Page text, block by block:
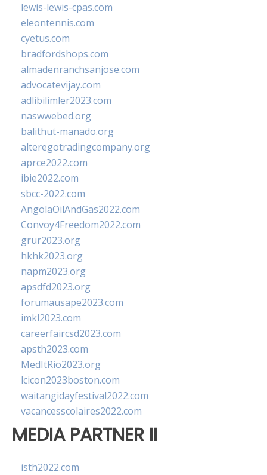
lewis-lewis-cpas.com
eleontennis.com
cyetus.com
bradfordshops.com
almadenranchsanjose.com
advocatevijay.com
adlibilimler2023.com
naswwebed.org
balithut-manado.org
alteregotradingcompany.org
aprce2022.com
ibie2022.com
sbcc-2022.com
AngolaOilAndGas2022.com
Convoy4Freedom2022.com
grur2023.org
hkhk2023.org
napm2023.org
apsdfd2023.org
forumausape2023.com
imkl2023.com
careerfaircsd2023.com
apsth2023.com
MedItRio2023.org
lcicon2023boston.com
waitangidayfestival2022.com
vacancesscolaires2022.com
MEDIA PARTNER II
isth2022.com